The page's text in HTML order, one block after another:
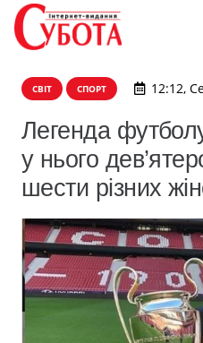
СВІТ СПОРТ 12:12,
Легенда
у нього
шести різних